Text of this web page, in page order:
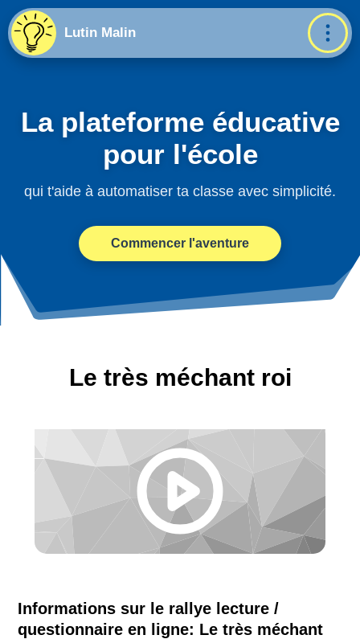
Lutin Malin
La plateforme éducative
pour l'école
qui t'aide à automatiser ta classe avec simplicité.
Commencer l'aventure
Le très méchant roi
Informations sur le rallye lecture /
questionnaire en ligne: Le très méchant